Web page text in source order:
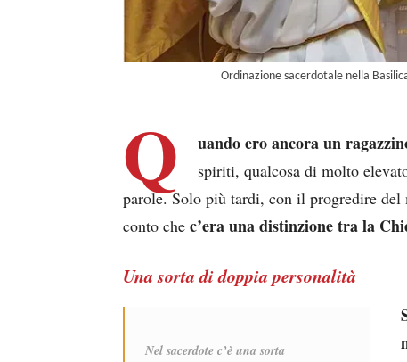
Ordinazione sacerdotale nella
Q uando ero ancora un
spiriti, qualcosa di molto
parole. Solo più tardi, con il progredire
conto che c’era una distinzione tra la
Una sorta di doppia personalità
Nel sacerdote c’è una sorta